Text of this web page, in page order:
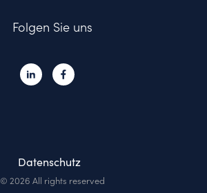
Folgen Sie uns
Datenschutz
© 2026 All rights reserved